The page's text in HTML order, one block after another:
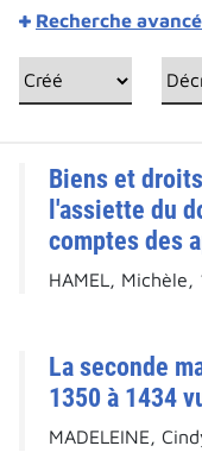
Recherche
Biens et
l'assiette du
comptes des
HAMEL, Michèle,
La seconde
1350 à 1434
MADELEINE,